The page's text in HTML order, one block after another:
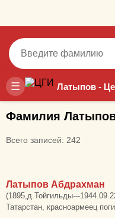
☰
Фамилия
Всего записей: 242
Латыпов Абдрахман
(1895,д.Тойгильды---
Татарстан, красноармеец